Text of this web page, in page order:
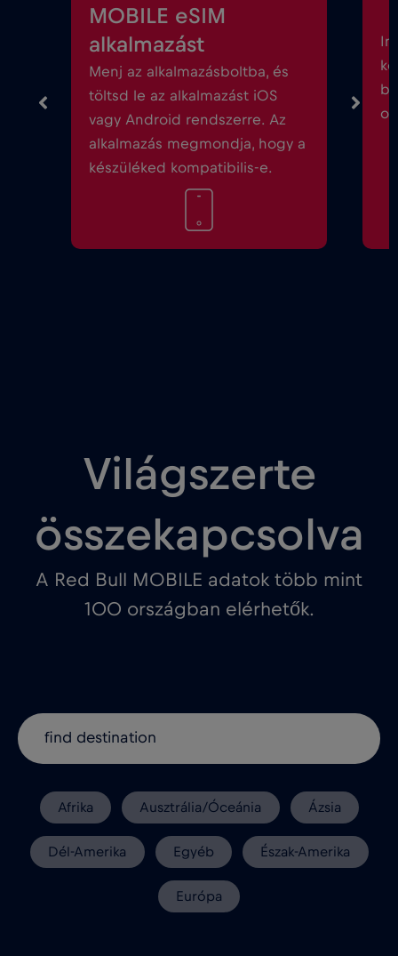
MOBILE eSIM
alkalmazást
Menj az alkalmazásboltba, és
töltsd le az alkalmazást iOS
vagy Android rendszerre. Az
alkalmazás megmondja, hogy a
készüléked kompatibilis-e.
Világszerte
összekapcsolva
A Red Bull MOBILE adatok több mint
100 országban elérhetők.
Afrika Ausztrália/Óceánia Ázsia
Dél-Amerika Egyéb Észak-Amerika
Európa